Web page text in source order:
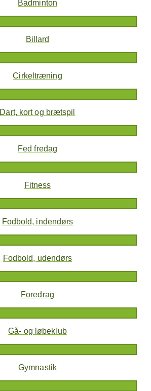
Badminton
Billard
Cirkeltræning
Dart, kort og brætspil
Fed fredag
Fitness
Fodbold, indendørs
Fodbold, udendørs
Foredrag
Gå- og løbeklub
Gymnastik